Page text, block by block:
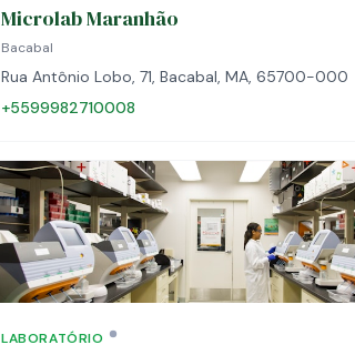
Microlab Maranhão
Bacabal
Rua Antônio Lobo, 71, Bacabal, MA, 65700-000
+5599982710008
LABORATÓRIO